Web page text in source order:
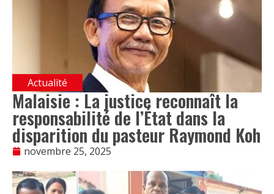
Actualité
Malaisie : La justice reconnaît la
responsabilité de l’État dans la
disparition du pasteur Raymond Koh
novembre 25, 2025